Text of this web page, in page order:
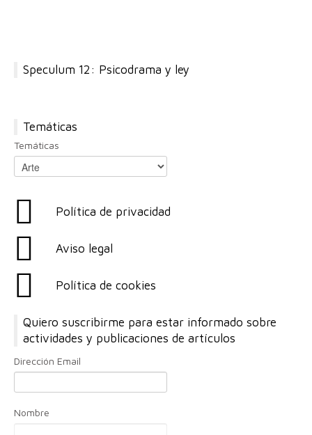
Speculum 12: Psicodrama y ley
Temáticas
Temáticas
Política de privacidad
Aviso legal
Política de cookies
Quiero suscribirme para estar informado sobre
actividades y publicaciones de artículos
Dirección Email
Nombre